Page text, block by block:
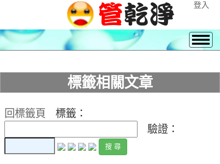
登入
標籤相關文章
回標籤頁
標籤：
驗證：